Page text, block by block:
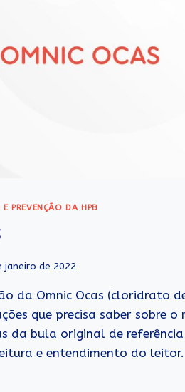
PREVENÇÃO DA HPB
janeiro de 2022
da Omnic Ocas (cloridrato
que precisa saber sobre o
da bula original de
e entendimento do leitor.